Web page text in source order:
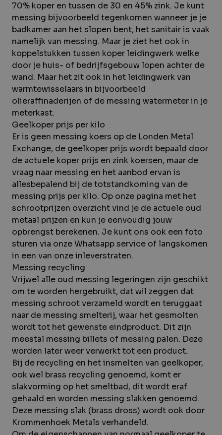
70% koper en tussen de 30 en 45% zink. Je kunt
messing bijvoorbeeld tegenkomen wanneer je je
badkamer aan het slopen bent, het sanitair is vaak
namelijk van messing. Maar je ziet het ook in
koppelstukken tussen koper leidingwerk welke
door je huis- of bedrijfsgebouw lopen achter de
wand. Maar het zit ook in het leidingwerk van
warmtewisselaars in bijvoorbeeld
olieraffinaderijen of de messing watermeter in je
meterkast.
Geelkoper prijs per kilo
Er is geen messing koers op de Londen Metal
Exchange, de geelkoper prijs wordt bepaald door
de actuele koper prijs en zink koersen, maar de
vraag naar messing en het aanbod ervan is
allesbepalend bij de totstandkoming van de
messing prijs per kilo. Op onze pagina met het
schrootprijzen overzicht vind je de actuele oud
metaal prijzen en kun je eenvoudig jouw
opbrengst berekenen. Je kunt ons ook een foto
sturen via onzeWhatsapp service of langskomen
in een van onzeinleverstraten.
Messing recycling
Vrijwel alle oud messing legeringen zijn geschikt
om te worden hergebruikt, dat wil zeggen dat
messing schroot verzameld wordt en teruggaat
naar de messing smelterij, waar het gesmolten
wordt tot het gewenste eindproduct. Dit zijn
meestal messing billets of messing palen. Deze
worden later weer verwerkt tot een product.
Bij de recycling en het insmelten van geelkoper,
ook wel brass recycling genoemd, komt er
slakvorming op het smeltbad, dit wordt eraf
gehaald en worden messing slakken genoemd.
Deze messing slak (brass dross) wordt ook door
Krommenhoek Metals verhandeld.